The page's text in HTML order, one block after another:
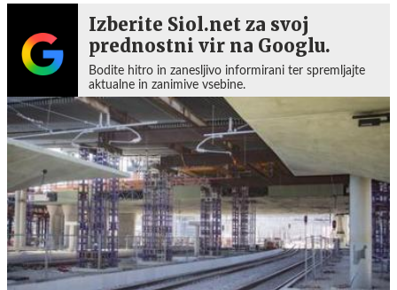
Izberite Siol.net za svoj
prednostni vir na Googlu.
Bodite hitro in zanesljivo informirani ter spremljajte
aktualne in zanimive vsebine.